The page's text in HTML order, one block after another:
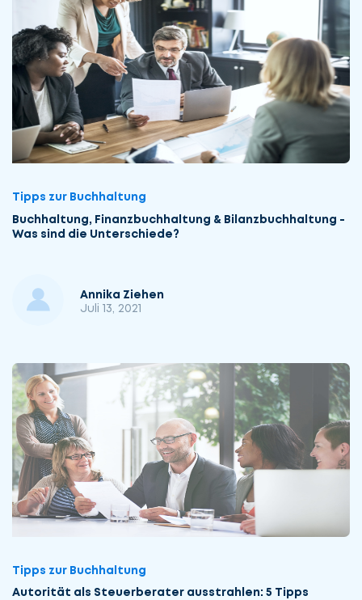
Tipps zur Buchhaltung
Buchhaltung, Finanzbuchhaltung & Bilanzbuchhaltung -
Was sind die Unterschiede?
Annika Ziehen
Juli 13, 2021
Tipps zur Buchhaltung
Autorität als Steuerberater ausstrahlen: 5 Tipps